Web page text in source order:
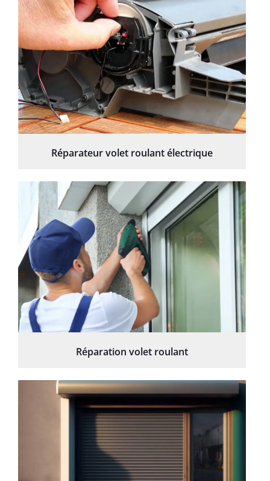
Réparateur volet roulant électrique
Réparation volet roulant